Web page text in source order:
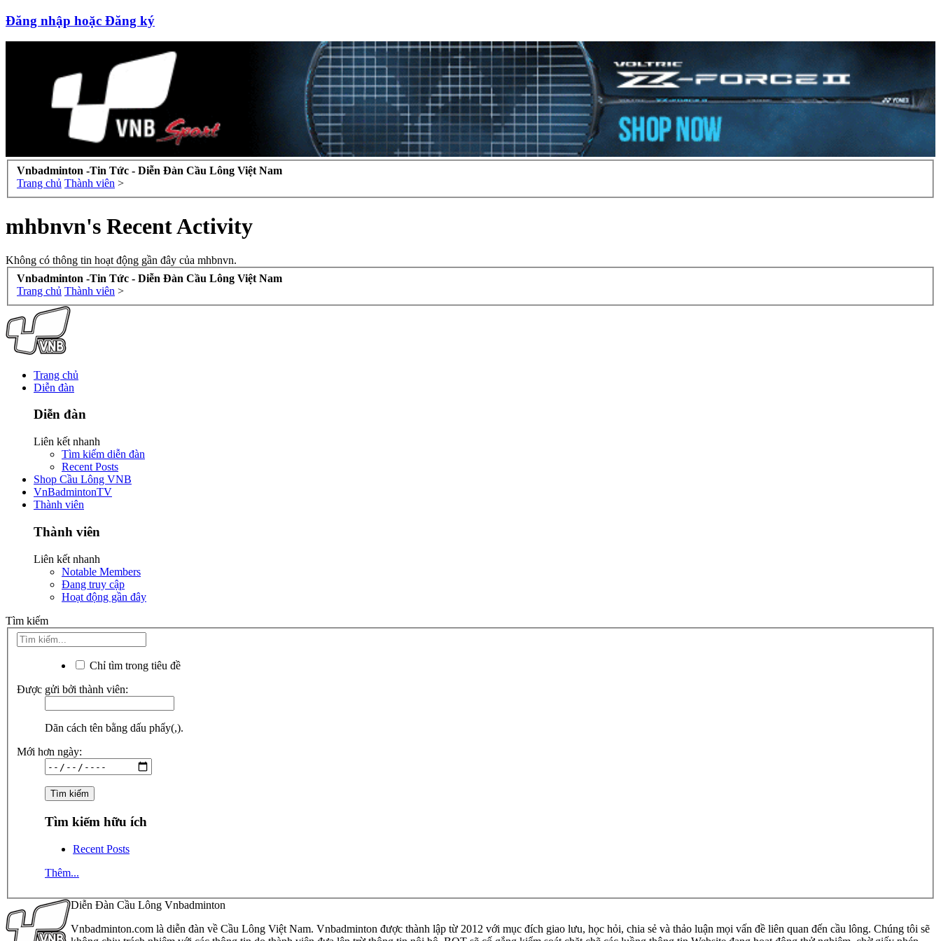
Đăng nhập hoặc Đăng ký
Vnbadminton -Tin Tức - Diễn Đàn Cầu Lông Việt Nam
Trang chủ Thành viên >
mhbnvn's Recent Activity
Không có thông tin hoạt động gần đây của mhbnvn.
Vnbadminton -Tin Tức - Diễn Đàn Cầu Lông Việt Nam
Trang chủ Thành viên >
Trang chủ
Diễn đàn
Diễn đàn
Liên kết nhanh
Tìm kiếm diễn đàn
Recent Posts
Shop Cầu Lông VNB
VnBadmintonTV
Thành viên
Thành viên
Liên kết nhanh
Notable Members
Đang truy cập
Hoạt động gần đây
Tìm kiếm
Chỉ tìm trong tiêu đề
Được gửi bởi thành viên:
Dãn cách tên bằng dấu phẩy(,).
Mới hơn ngày:
Tìm kiếm hữu ích
Recent Posts
Thêm...
Diễn Đàn Cầu Lông Vnbadminton
Vnbadminton.com là diễn đàn về Cầu Lông Việt Nam. Vnbadminton được thành lập từ 2012 với mục đích giao lưu, học hỏi, chia sẻ và thảo luận mọi vấn đề liên quan đến cầu lông. Chúng tôi sẽ